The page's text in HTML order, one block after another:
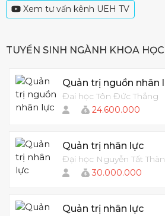
Xem tư vấn kênh UEH TV
TUYỂN SINH NGÀNH KHOA
Quản trị nguồn nhân
Đai học Tôn Đức Thắng
24.600.000
Quản trị nhân lực
Đại học Nguyễn Tất
30.000.000
Quản trị nhân lực